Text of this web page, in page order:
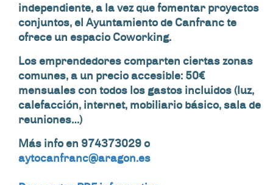
independiente, a la vez que fomentar proyectos
conjuntos, el Ayuntamiento de Canfranc te
ofrece un espacio Coworking.
Los emprendedores comparten ciertas zonas
comunes, a un precio accesible: 50€
mensuales con todos los gastos incluidos (luz,
calefacción, internet, mobiliario básico, sala de
reuniones…)
Más info en 974373029 o
aytocanfranc@aragon.es